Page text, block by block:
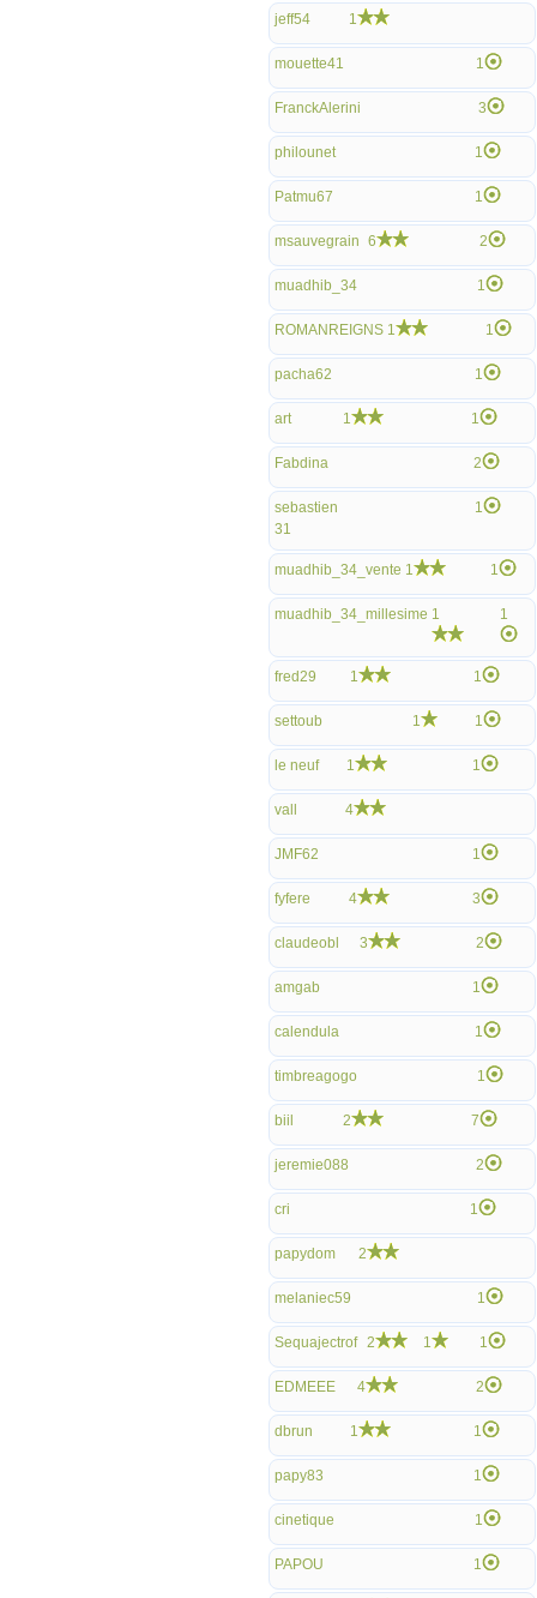
jeff54 1
mouette41 1
FranckAlerini 3
philounet 1
Patmu67 1
msauvegrain 6 2
muadhib_34 1
ROMANREIGNS 1 1
pacha62 1
art 1 1
Fabdina 2
sebastien
31
1
muadhib_34_vente 1 1
muadhib_34_millesime 1 1
fred29 1 1
settoub 1 1
le neuf 1 1
vall 4
JMF62 1
fyfere 4 3
claudeobl 3 2
amgab 1
calendula 1
timbreagogo 1
biil 2 7
jeremie088 2
cri 1
papydom 2
melaniec59 1
Sequajectrof 2 1 1
EDMEEE 4 2
dbrun 1 1
papy83 1
cinetique 1
PAPOU 1